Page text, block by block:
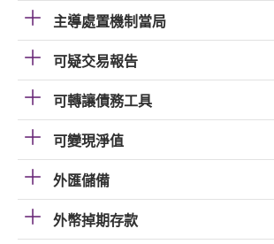
主導處置機制當局
可疑交易報告
可轉讓債務工具
可變現淨值
外匯儲備
外幣掉期存款